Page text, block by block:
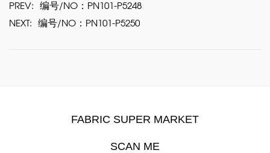
PREV: 编号/NO：PN101-P5248
NEXT: 编号/NO：PN101-P5250
FABRIC SUPER MARKET
SCAN ME